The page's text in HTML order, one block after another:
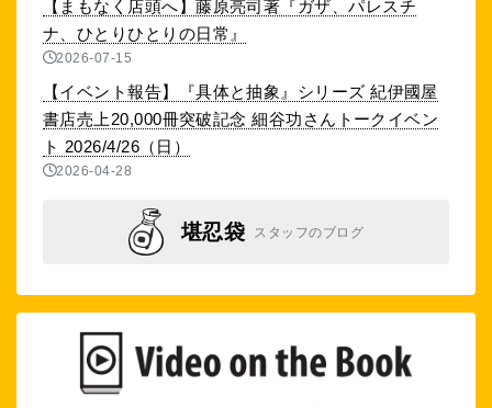
【まもなく店頭へ】藤原亮司著『ガザ、パレスチ
ナ、ひとりひとりの日常』
2026-07-15
【イベント報告】『具体と抽象』シリーズ 紀伊國屋
書店売上20,000冊突破記念 細谷功さんトークイベン
ト 2026/4/26（日）
2026-04-28
堪忍袋 スタッフのブログ